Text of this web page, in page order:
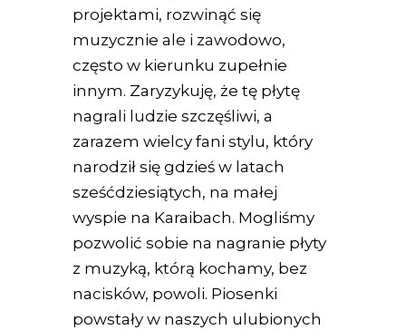
projektami, rozwinąć się
muzycznie ale i zawodowo,
często w kierunku zupełnie
innym. Zaryzykuję, że tę płytę
nagrali ludzie szczęśliwi, a
zarazem wielcy fani stylu, który
narodził się gdzieś w latach
sześćdziesiątych, na małej
wyspie na Karaibach. Mogliśmy
pozwolić sobie na nagranie płyty
z muzyką, którą kochamy, bez
nacisków, powoli. Piosenki
powstały w naszych ulubionych